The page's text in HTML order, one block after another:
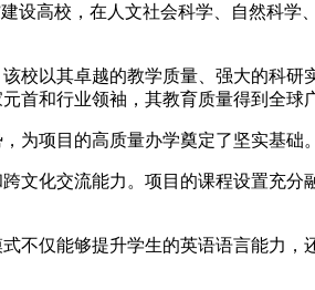
设高校，在人文社会科学、自然科
校以其卓越的教学质量、强大的科
首和行业领袖，其教育质量得到全球
为项目的高质量办学奠定了坚实基础。
文化交流能力。项目的课程设置充
不仅能够提升学生的英语语言能力